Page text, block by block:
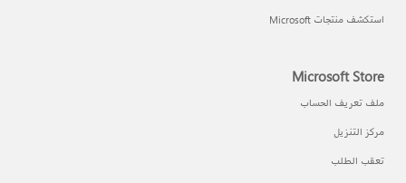
استكشف منتجات Microsoft
Microsoft Store
ملف تعريف الحساب
مركز التنزيل
تعقب الطلب